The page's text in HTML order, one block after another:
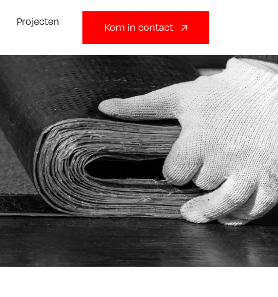
Projecten
Kom in contact